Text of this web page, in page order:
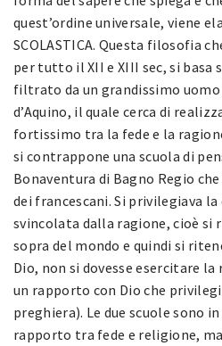
quest’ordine universale, viene
SCOLASTICA. Questa filosofia
per tutto il XII e XIII sec, si
filtrato da un grandissimo uomo
d’Aquino, il quale cerca di
fortissimo tra la fede e la
si contrappone una scuola di
Bonaventura di Bagno Regio
dei francescani. Si privilegiava
svincolata dalla ragione, cioè si
sopra del mondo e quindi si
Dio, non si dovesse esercitare
un rapporto con Dio che
preghiera). Le due scuole sono
rapporto tra fede e religione,